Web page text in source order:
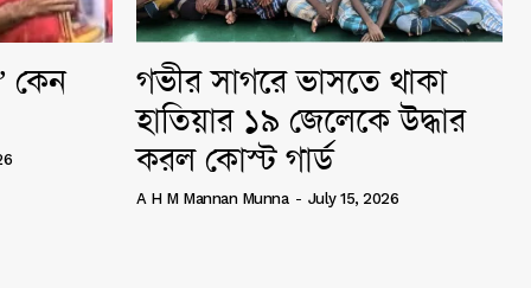
কেন
গভীর সাগরে ভাসতে থাকা
হাতিয়ার ১৯ জেলেকে উদ্ধার
করল কোস্ট গার্ড
A H M Mannan Munna - July 15, 2026